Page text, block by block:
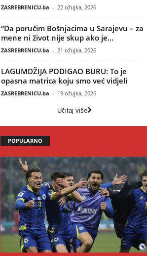
ZASREBRENICU.ba - 22 ožujka, 2026
“Da poručim Bošnjacima u Sarajevu – za
mene ni život nije skup ako je...
ZASREBRENICU.ba - 21 ožujka, 2026
LAGUMDŽIJA PODIGAO BURU: To je
opasna matrica koju smo već vidjeli
ZASREBRENICU.ba - 19 ožujka, 2026
Učitaj više
POPULARNO